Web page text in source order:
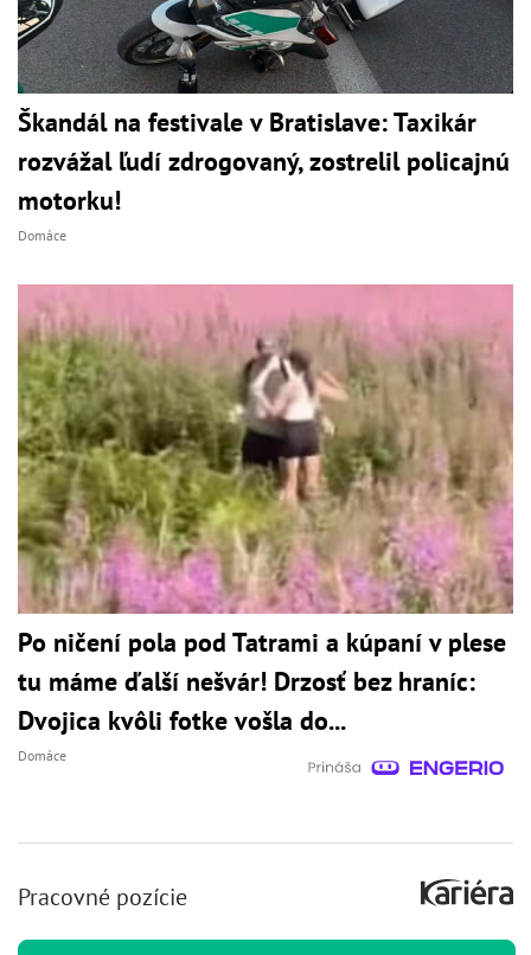
Škandál na festivale v Bratislave: Taxikár
rozvážal ľudí zdrogovaný, zostrelil policajnú
motorku!
Domáce
Po ničení pola pod Tatrami a kúpaní v plese
tu máme ďalší nešvár! Drzosť bez hraníc:
Dvojica kvôli fotke vošla do...
Domáce
Pracovné pozície